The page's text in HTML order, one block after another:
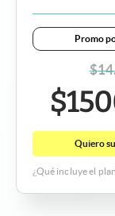
Promo
$
$
Quiero
¿Qué incluye el